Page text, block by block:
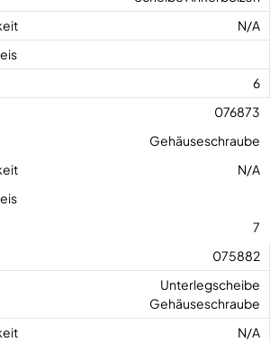
N/A
6
076873
Gehäuseschraube
N/A
7
075882
Unterlegscheibe
Gehäuseschraube
N/A